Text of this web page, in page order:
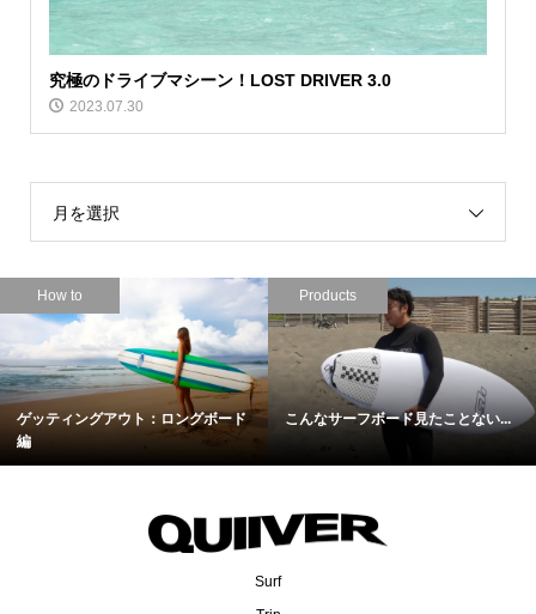
究極のドライブマシーン！LOST DRIVER 3.0
2023.07.30
月を選択
How to
ゲッティングアウト：ロングボード
編
Products
こんなサーフボード見たことない...
Surf